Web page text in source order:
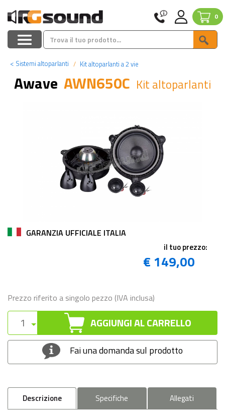
0
< Sistemi altoparlanti Kit altoparlanti a 2 vie
Awave AWN650C Kit altoparlanti
GARANZIA UFFICIALE ITALIA
il tuo prezzo:
€ 149,00
Prezzo riferito a singolo pezzo (IVA inclusa)
AGGIUNGI AL CARRELLO
Fai una domanda sul prodotto
Descrizione Specifiche Allegati